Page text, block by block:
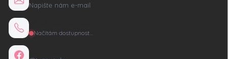
Napište nám e-mail
Načítám dostupnost…